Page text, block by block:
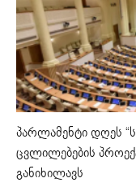
პარლამენტი დღეს
ცვლილებების
განიხილავს